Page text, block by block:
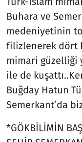
Buhara ve
medeniyetinin
filizlenerek dört
mimari güzelliği
ile de
Buğday Hatun
Semerkant’da
*GÖKBİLİMİN
Teknoloji ve
Televizyon